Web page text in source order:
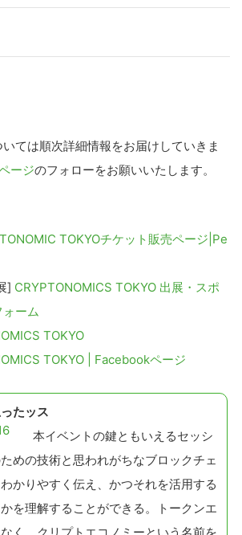
ては順次詳細情報をお届けしていきま
ージのフォローをお願いいたします。
TOKYOチケット販売ページ|Pe
] CRYPTONOMICS TOKYO 出展・スポ
ーム
TOKYO
TOKYO | Facebookページ
たッス
本イベントの鍵ともいえるセッシ
めの技術と思われがちなブロックチェ
かりやすく伝え、かつそれを活用する
を理解することができる。トークンエ